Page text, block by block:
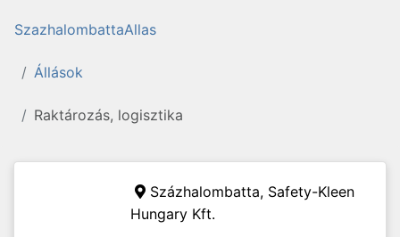
SzazhalombattaAllas
Állások
Raktározás, logisztika
Százhalombatta, Safety-Kleen
Hungary Kft.